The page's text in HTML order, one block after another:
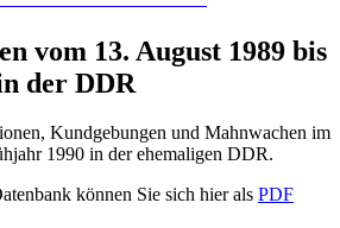
vom 13. August 1989 bis
der DDR
Kundgebungen und Mahnwachen im
1990 in der ehemaligen DDR.
können Sie sich hier als PDF